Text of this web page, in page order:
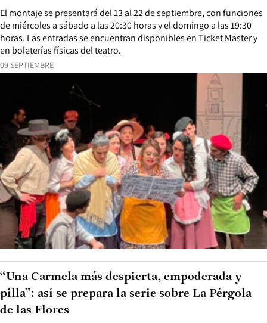
09 SEPTIEMBRE
El montaje se presentará del 13 al 22 de septiembre, con funciones
de miércoles a sábado a las 20:30 horas y el domingo a las 19:30
horas. Las entradas se encuentran disponibles en Ticket Master y
en boleterías físicas del teatro.
“Una Carmela más despierta, empoderada y
pilla”: así se prepara la serie sobre La Pérgola
de las Flores